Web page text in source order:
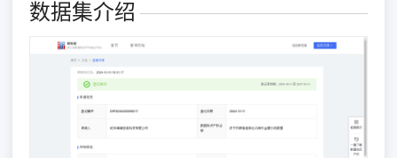
数据集介绍